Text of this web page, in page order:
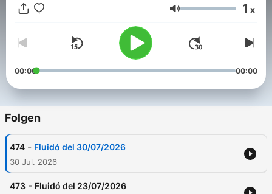
Lautstärke 1 x
00:00 00:00
Folgen
474 - Fluidó del 30/07/2026
30 Jul. 2026
473 - Fluidó del 23/07/2026